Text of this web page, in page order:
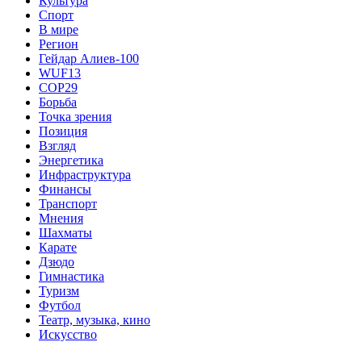
Спорт
В мире
Регион
Гейдар Алиев-100
WUF13
COP29
Борьба
Точка зрения
Позиция
Взгляд
Энергетика
Инфраструктура
Финансы
Транспорт
Мнения
Шахматы
Карате
Дзюдо
Гимнастика
Туризм
Футбол
Театр, музыка, кино
Искусство